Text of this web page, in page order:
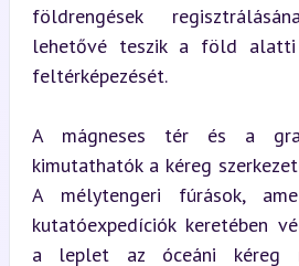
földrengések
lehetővé teszik a föld alatti
feltérképezését.
A mágneses tér és a
kimutathatók a kéreg
A mélytengeri fúrások,
kutatóexpedíciók keretében
a leplet az óceáni kéreg